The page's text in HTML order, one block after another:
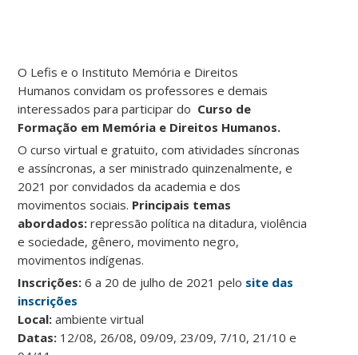
O Lefis e o Instituto Memória e Direitos
Humanos convidam os professores e demais
interessados para participar do Curso de
Formação em Memória e Direitos Humanos.
O curso virtual e gratuito, com atividades síncronas
e assíncronas, a ser ministrado quinzenalmente, e
2021 por convidados da academia e dos
movimentos sociais. Principais temas
abordados: repressão política na ditadura, violência
e sociedade, gênero, movimento negro,
movimentos indígenas.
Inscrições:6 a 20 de julho de 2021 pelo site das
inscrições
Local: ambiente virtual
Datas: 12/08, 26/08, 09/09, 23/09, 7/10, 21/10 e